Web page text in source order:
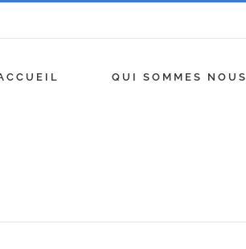
QUI SOMMES NOUS